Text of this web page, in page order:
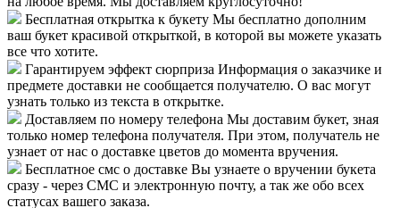
Бесплатная открытка к букету Мы бесплатно дополним
ваш букет красивой открыткой, в которой вы можете указать
все что хотите.
Гарантируем эффект сюрприза Информация о заказчике и
предмете доставки не сообщается получателю. О вас могут
узнать только из текста в открытке.
Доставляем по номеру телефона Мы доставим букет, зная
только номер телефона получателя. При этом, получатель не
узнает от нас о доставке цветов до момента вручения.
Бесплатное смс о доставке Вы узнаете о вручении букета
сразу - через СМС и электронную почту, а так же обо всех
статусах вашего заказа.